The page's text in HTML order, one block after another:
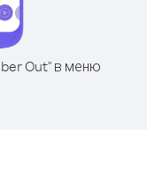
Out" в меню